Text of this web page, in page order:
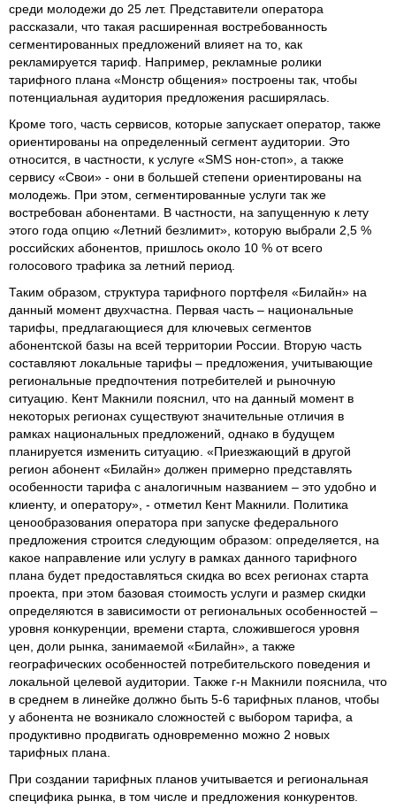
среди молодежи до 25 лет. Представители оператора
рассказали, что такая расширенная востребованность
сегментированных предложений влияет на то, как
рекламируется тариф. Например, рекламные ролики
тарифного плана «Монстр общения» построены так, чтобы
потенциальная аудитория предложения расширялась.
Кроме того, часть сервисов, которые запускает оператор, также
ориентированы на определенный сегмент аудитории. Это
относится, в частности, к услуге «SMS нон-стоп», а также
сервису «Свои» - они в большей степени ориентированы на
молодежь. При этом, сегментированные услуги так же
востребован абонентами. В частности, на запущенную к лету
этого года опцию «Летний безлимит», которую выбрали 2,5 %
российских абонентов, пришлось около 10 % от всего
голосового трафика за летний период.
Таким образом, структура тарифного портфеля «Билайн» на
данный момент двухчастна. Первая часть – национальные
тарифы, предлагающиеся для ключевых сегментов
абонентской базы на всей территории России. Вторую часть
составляют локальные тарифы – предложения, учитывающие
региональные предпочтения потребителей и рыночную
ситуацию. Кент Макнили пояснил, что на данный момент в
некоторых регионах существуют значительные отличия в
рамках национальных предложений, однако в будущем
планируется изменить ситуацию. «Приезжающий в другой
регион абонент «Билайн» должен примерно представлять
особенности тарифа с аналогичным названием – это удобно и
клиенту, и оператору», - отметил Кент Макнили. Политика
ценообразования оператора при запуске федерального
предложения строится следующим образом: определяется, на
какое направление или услугу в рамках данного тарифного
плана будет предоставляться скидка во всех регионах старта
проекта, при этом базовая стоимость услуги и размер скидки
определяются в зависимости от региональных особенностей –
уровня конкуренции, времени старта, сложившегося уровня
цен, доли рынка, занимаемой «Билайн», а также
географических особенностей потребительского поведения и
локальной целевой аудитории. Также г-н Макнили пояснила, что
в среднем в линейке должно быть 5-6 тарифных планов, чтобы
у абонента не возникало сложностей с выбором тарифа, а
продуктивно продвигать одновременно можно 2 новых
тарифных плана.
При создании тарифных планов учитывается и региональная
специфика рынка, в том числе и предложения конкурентов.